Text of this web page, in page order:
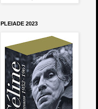
PLEIADE 2023